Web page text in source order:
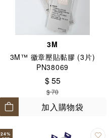
3M
3M™ 徽章壓貼黏膠 (3片)
PN38069
$ 55
$ 70
加入購物袋
24%